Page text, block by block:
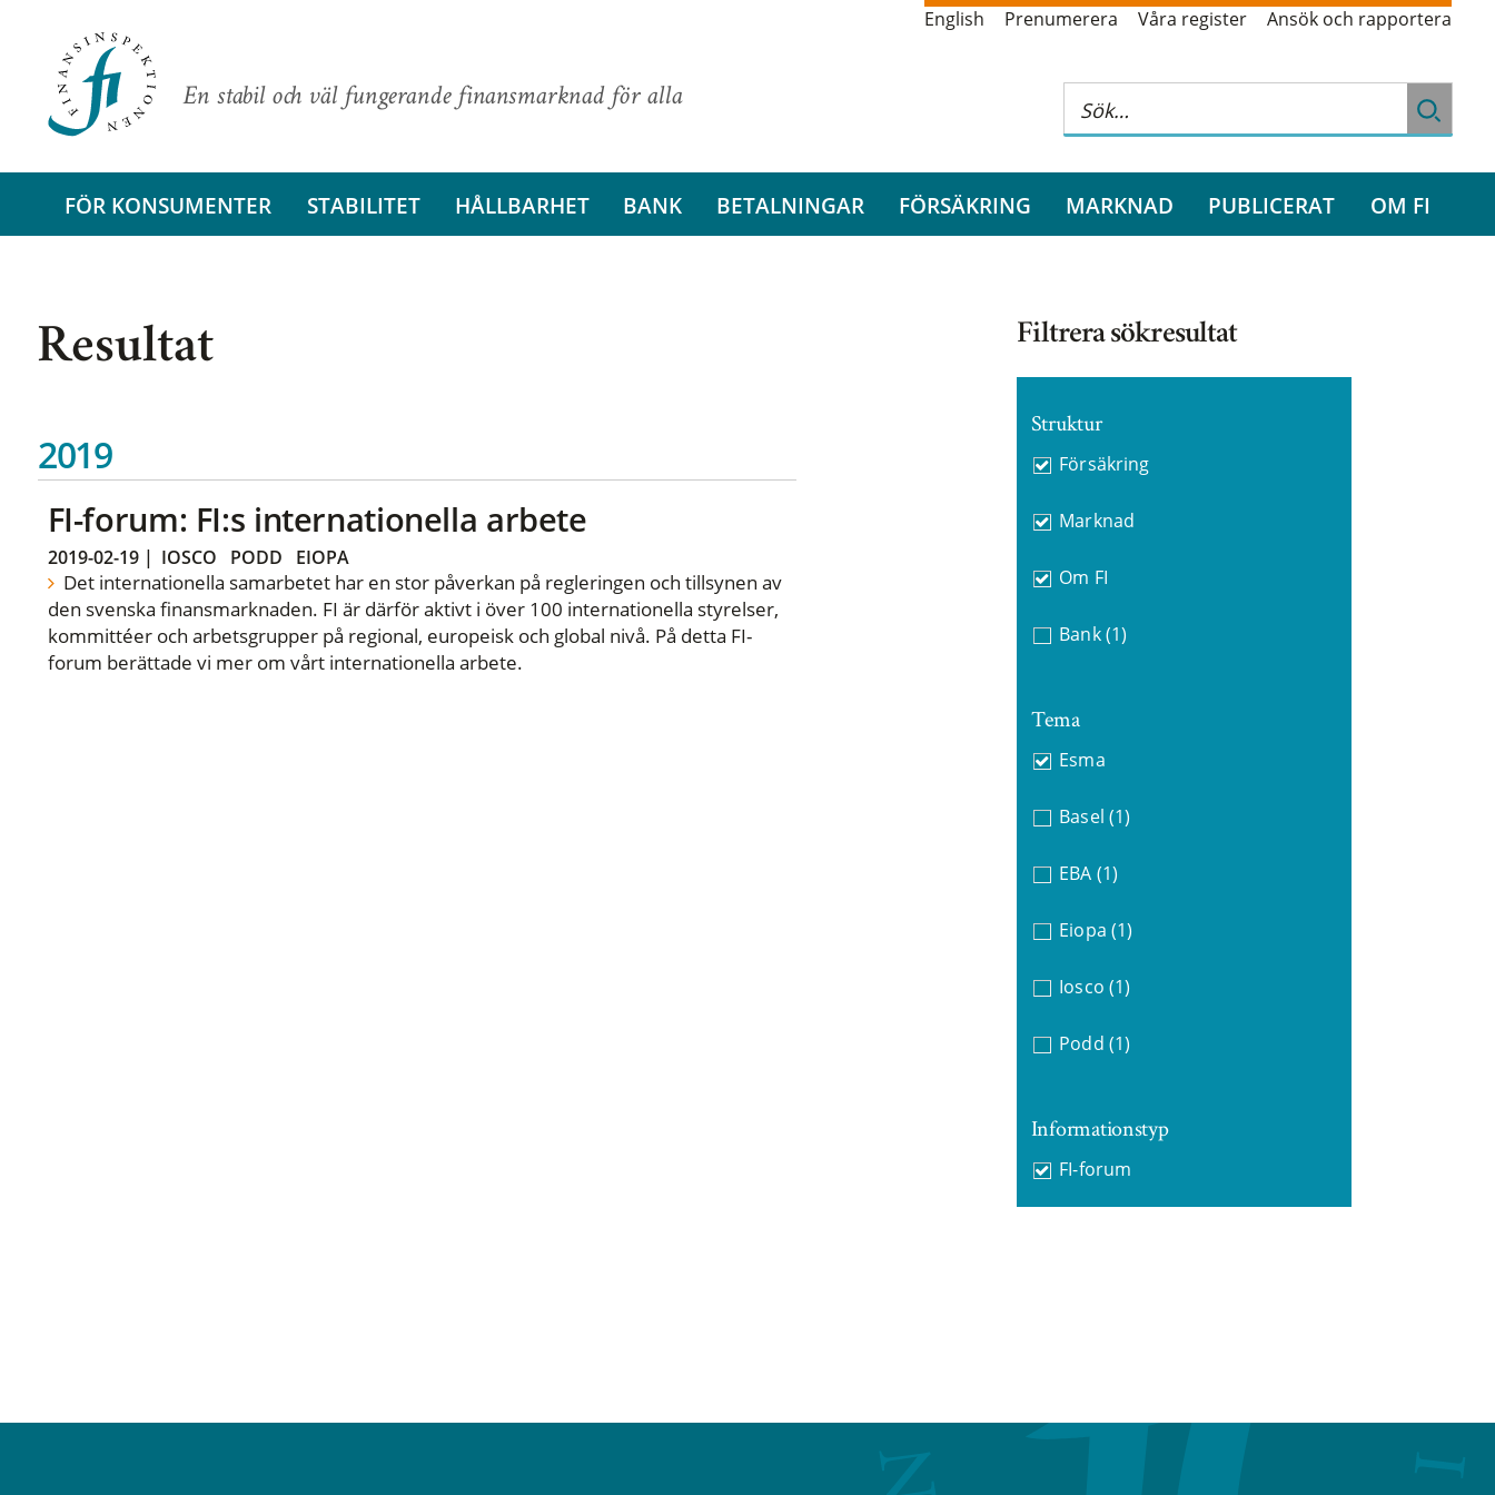
En stabil och väl fungerande finansmarknad för alla
English Prenumerera Våra register Ansök och rapportera
FÖR KONSUMENTER STABILITET HÅLLBARHET BANK BETALNINGAR FÖRSÄKRING MARKNAD PUBLICERAT OM FI
Resultat
2019
FI-forum: FI:s internationella arbete
2019-02-19| IOSCO PODD EIOPA
Det internationella samarbetet har en stor påverkan på regleringen och tillsynen av
den svenska finansmarknaden. FI är därför aktivt i över 100 internationella styrelser,
kommittéer och arbetsgrupper på regional, europeisk och global nivå. På detta FI-
forum berättade vi mer om vårt internationella arbete.
Filtrera sökresultat
Struktur
Försäkring
Marknad
Om FI
Bank (1)
Tema
Esma
Basel (1)
EBA (1)
Eiopa (1)
Iosco (1)
Podd (1)
Informationstyp
FI-forum